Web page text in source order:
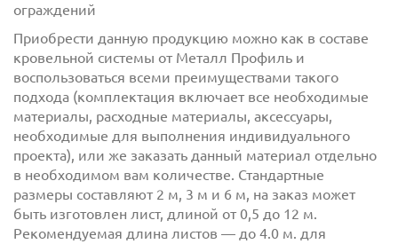
сполитикой конфиденциальности
и даю согласие
ограждений
Приобрести данную продукцию можно как в составе
кровельной системы от Металл Профиль и
воспользоваться всеми преимуществами такого
подхода (комплектация включает все необходимые
материалы, расходные материалы, аксессуары,
необходимые для выполнения индивидуального
проекта), или же заказать данный материал отдельно
в необходимом вам количестве. Стандартные
размеры составляют 2 м, 3 м и 6 м, на заказ может
быть изготовлен лист, длиной от 0,5 до 12 м.
Рекомендуемая длина листов — до 4.0 м. для